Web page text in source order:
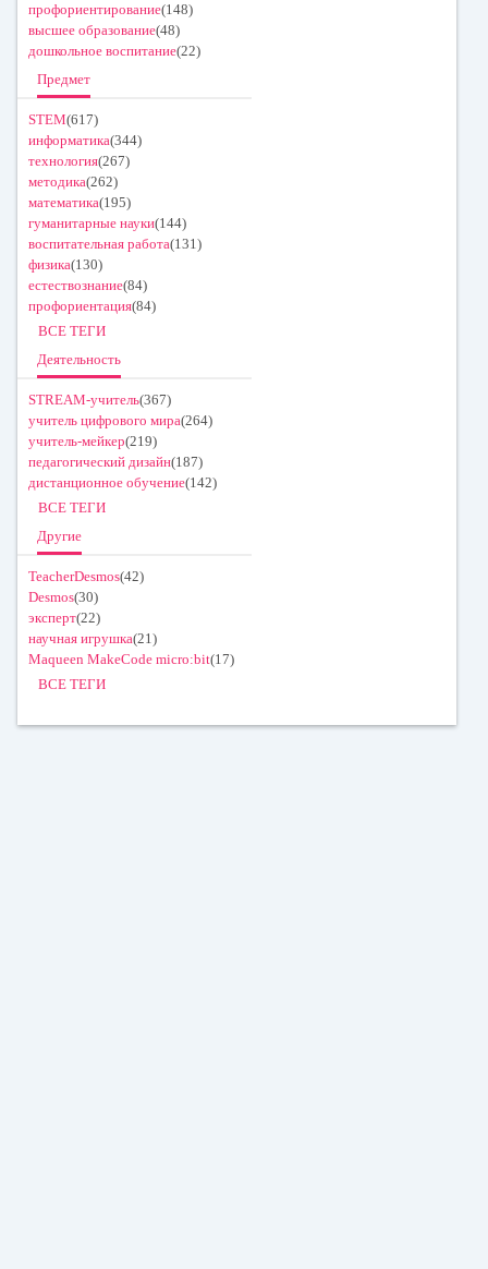
профориентирование(148)
высшее образование(48)
дошкольное воспитание(22)
Предмет
STEM(617)
информатика(344)
технология(267)
методика(262)
математика(195)
гуманитарные науки(144)
воспитательная работа(131)
физика(130)
естествознание(84)
профориентация(84)
ВСЕ ТЕГИ
Деятельность
STREAM-учитель(367)
учитель цифрового мира(264)
учитель-мейкер(219)
педагогический дизайн(187)
дистанционное обучение(142)
ВСЕ ТЕГИ
Другие
TeacherDesmos(42)
Desmos(30)
эксперт(22)
научная игрушка(21)
Maqueen MakeCode micro:bit(17)
ВСЕ ТЕГИ